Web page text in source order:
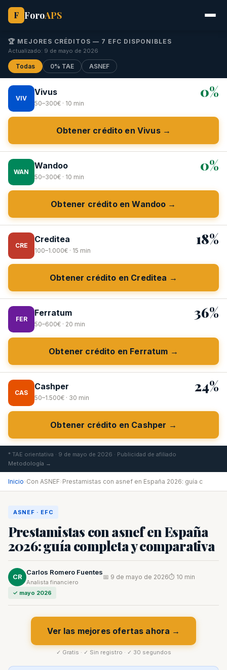
F ForoAPS
🏆 MEJORES CRÉDITOS — 7 EFC DISPONIBLES
Actualizado: 9 de mayo de 2026
Todas 0% TAE ASNEF
VIV
Vivus
50–300€ · 10 min
0%
Obtener crédito en Vivus →
WAN
Wandoo
50–300€ · 10 min
0%
Obtener crédito en Wandoo →
CRE
Creditea
100–1.000€ · 15 min
18%
Obtener crédito en Creditea →
FER
Ferratum
50–600€ · 20 min
36%
Obtener crédito en Ferratum →
CAS
Cashper
50–1.500€ · 30 min
24%
Obtener crédito en Cashper →
* TAE orientativa · 9 de mayo de 2026 · Publicidad de afiliado
Metodología →
Inicio›Con ASNEF›Prestamistas con asnef en España 2026: guía c
ASNEF · EFC
Prestamistas con asnef en España
2026: guía completa y comparativa
CR
Carlos Romero Fuentes
Analista financiero
📅 9 de mayo de 2026⏱ 10 min
✓ mayo 2026
Ver las mejores ofertas ahora →
✓ Gratis · ✓ Sin registro · ✓ 30 segundos